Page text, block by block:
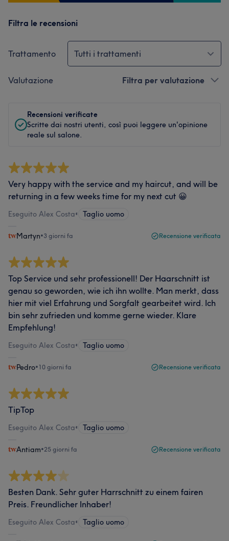
Filtra le recensioni
Trattamento Tutti i trattamenti
Valutazione Filtra per valutazione
Recensioni verificate
Scritte dai nostri utenti, così puoi leggere un'opinione
reale sul salone.
Very happy with the service and my haircut, and will be
returning in a few weeks time for my next cut 😀
Eseguito Alex Costa• Taglio uomo
Martyn•3 giorni fa Recensione verificata
Top Service und sehr professionell! Der Haarschnitt ist
genau so geworden, wie ich ihn wollte. Man merkt, dass
hier mit viel Erfahrung und Sorgfalt gearbeitet wird. Ich
bin sehr zufrieden und komme gerne wieder. Klare
Empfehlung!
Eseguito Alex Costa• Taglio uomo
Pedro•10 giorni fa Recensione verificata
TipTop
Eseguito Alex Costa• Taglio uomo
Antiam•25 giorni fa Recensione verificata
Besten Dank. Sehr guter Harrschnitt zu einem fairen
Preis. Freundlicher Inhaber!
Eseguito Alex Costa• Taglio uomo